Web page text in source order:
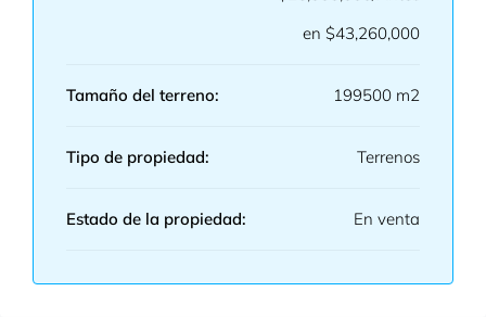
en $43,260,000
Tamaño del terreno: 199500 m2
Tipo de propiedad: Terrenos
Estado de la propiedad: En venta